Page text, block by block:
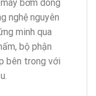
bơm dòng
nghệ nguyên
minh qua
bộ phận
bên trong với